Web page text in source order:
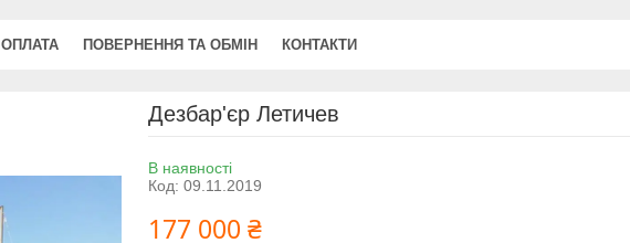
ОПЛАТА ПОВЕРНЕННЯ ТА ОБМІН КОНТАКТИ
Дезбар'єр Летичев
В наявності
Код: 09.11.2019
177 000 ₴